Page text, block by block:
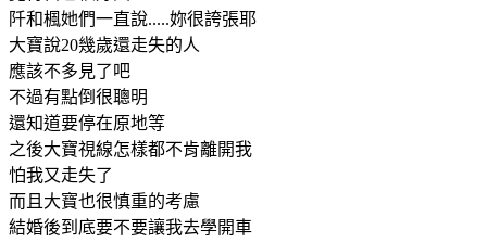
阡和楓她們一直說.....妳很誇張耶
大寶說20幾歲還走失的人
應該不多見了吧
不過有點倒很聰明
還知道要停在原地等
之後大寶視線怎樣都不肯離開我
怕我又走失了
而且大寶也很慎重的考慮
結婚後到底要不要讓我去學開車